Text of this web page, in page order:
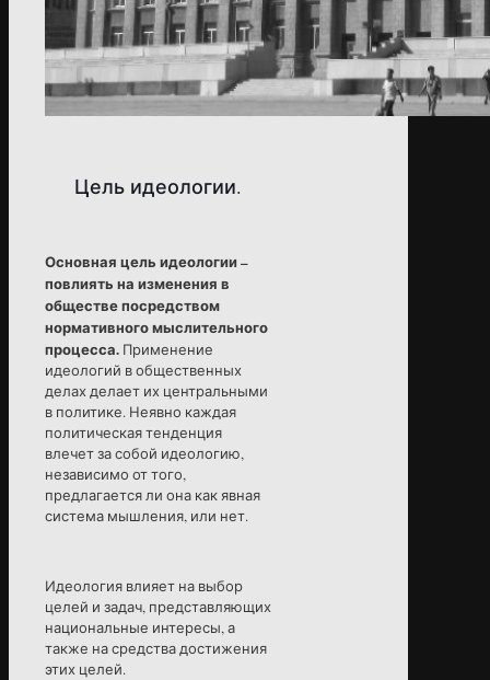
Цель идеологии.
Основная цель идеологии –
повлиять на изменения в
обществе посредством
нормативного мыслительного
процесса. Применение
идеологий в общественных
делах делает их центральными
в политике. Неявно каждая
политическая тенденция
влечет за собой идеологию,
независимо от того,
предлагается ли она как явная
система мышления, или нет.
Идеология влияет на выбор
целей и задач, представляющих
национальные интересы, а
также на средства достижения
этих целей.